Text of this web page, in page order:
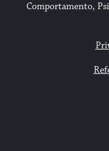
Comportamento,